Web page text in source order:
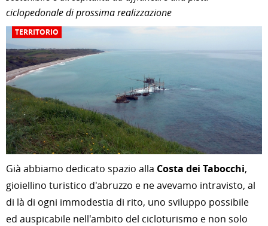
ciclopedonale di prossima realizzazione
TERRITORIO
Già abbiamo dedicato spazio alla Costa dei Tabocchi,
gioiellino turistico d'abruzzo e ne avevamo intravisto, al
di là di ogni immodestia di rito, uno sviluppo possibile
ed auspicabile nell'ambito del cicloturismo e non solo